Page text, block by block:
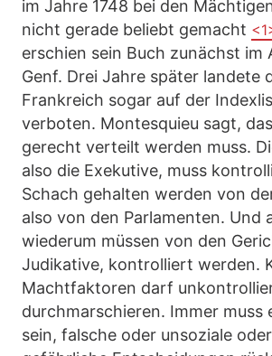
im Jahre 1748 bei den
nicht gerade beliebt gemacht
erschien sein Buch zunächst im
Genf. Drei Jahre später landete
Frankreich sogar auf der
verboten. Montesquieu sagt,
gerecht verteilt werden muss.
also die Exekutive, muss
Schach gehalten werden von
also von den Parlamenten. Und
wiederum müssen von den
Judikative, kontrolliert werden.
Machtfaktoren darf
durchmarschieren. Immer muss
sein, falsche oder unsoziale